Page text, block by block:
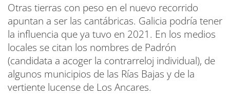
Otras tierras con peso en el nuevo recorrido
apuntan a ser las cantábricas. Galicia podría tener
la influencia que ya tuvo en 2021. En los medios
locales se citan los nombres de Padrón
(candidata a acoger la contrarreloj individual), de
algunos municipios de las Rías Bajas y de la
vertiente lucense de Los Ancares.